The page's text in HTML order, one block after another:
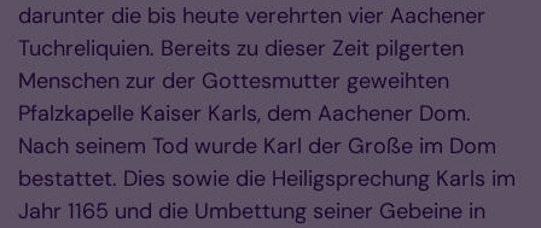
darunter die bis heute verehrten vier Aachener
Tuchreliquien. Bereits zu dieser Zeit pilgerten
Menschen zur der Gottesmutter geweihten
Pfalzkapelle Kaiser Karls, dem Aachener Dom.
Nach seinem Tod wurde Karl der Große im Dom
bestattet. Dies sowie die Heiligsprechung Karls im
Jahr 1165 und die Umbettung seiner Gebeine in